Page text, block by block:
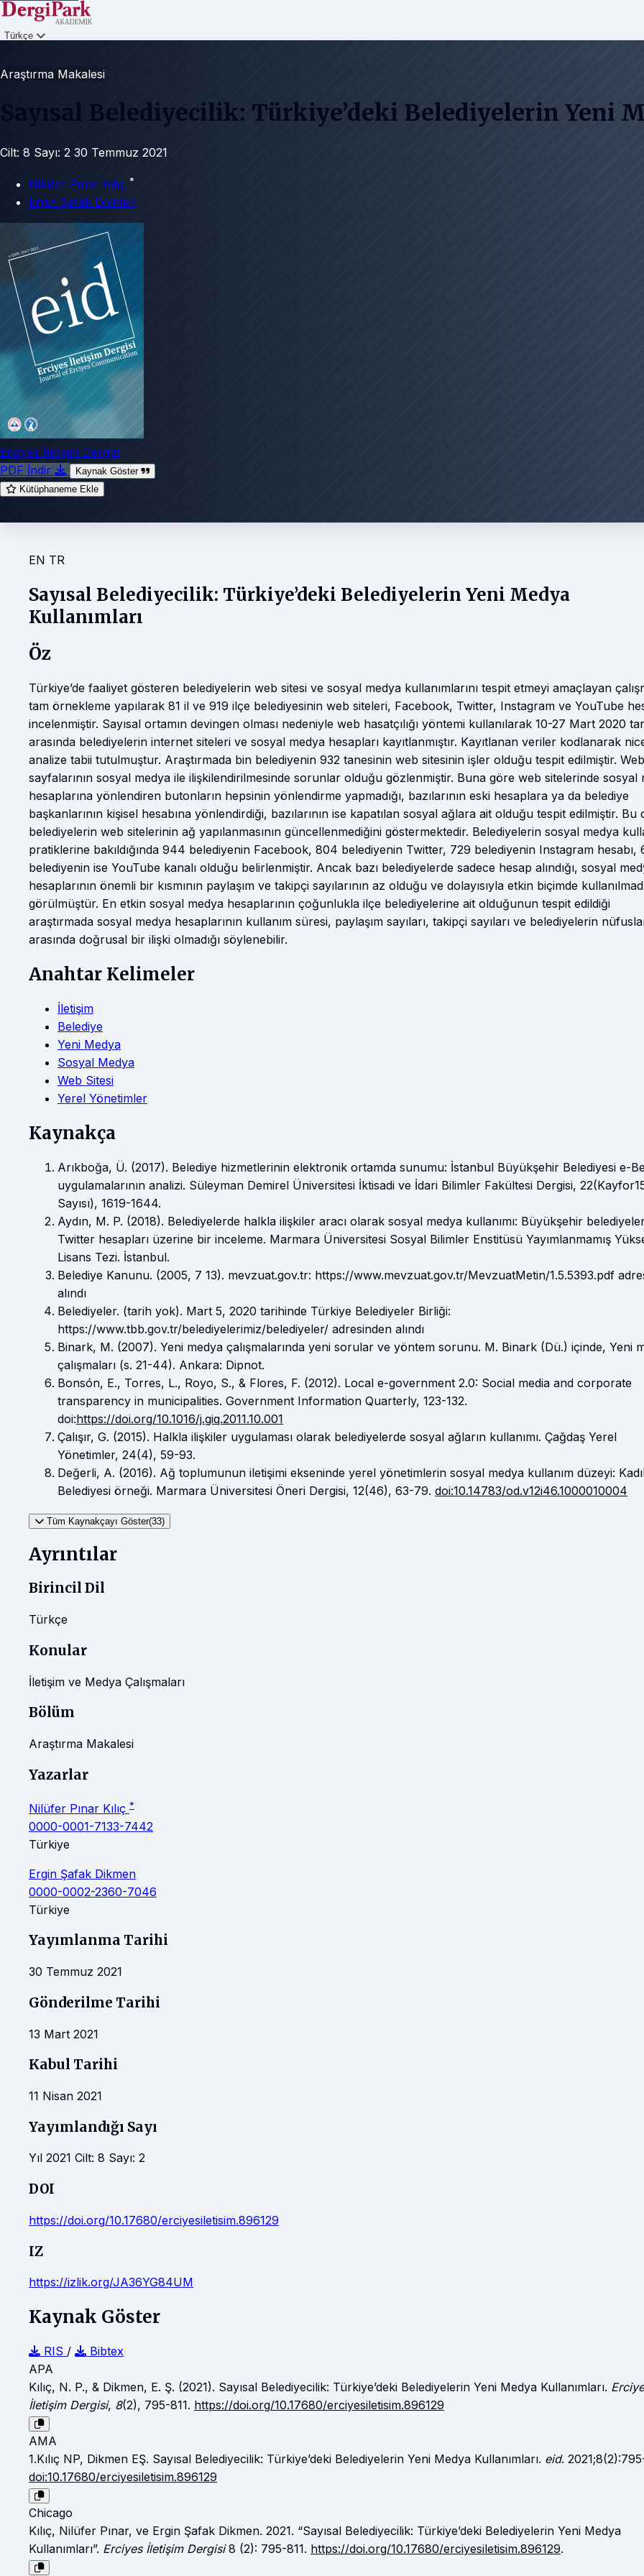
Türkçe
Araştırma Makalesi
Sayısal Belediyecilik: Türkiye’deki Belediyelerin Yeni
Cilt: 8 Sayı: 2 30 Temmuz 2021
Nilüfer Pınar Kılıç *
Ergin Şafak Dikmen
Erciyes İletişim Dergisi
PDF İndir
Kaynak Göster
Kütüphaneme Ekle
EN TR
Sayısal Belediyecilik: Türkiye’deki Belediyelerin Yeni Medya
Kullanımları
Öz
Türkiye’de faaliyet gösteren belediyelerin web sitesi ve sosyal medya kullanımlarını tespit etmeyi amaçlayan
tam örnekleme yapılarak 81 il ve 919 ilçe belediyesinin web siteleri, Facebook, Twitter, Instagram ve YouTube
incelenmiştir. Sayısal ortamın devingen olması nedeniyle web hasatçılığı yöntemi kullanılarak 10-27 Mart 2020
arasında belediyelerin internet siteleri ve sosyal medya hesapları kayıtlanmıştır. Kayıtlanan veriler kodlanarak
analize tabii tutulmuştur. Araştırmada bin belediyenin 932 tanesinin web sitesinin işler olduğu tespit edilmiştir. Web
sayfalarının sosyal medya ile ilişkilendirilmesinde sorunlar olduğu gözlenmiştir. Buna göre web sitelerinde sosyal
hesaplarına yönlendiren butonların hepsinin yönlendirme yapmadığı, bazılarının eski hesaplara ya da belediye
başkanlarının kişisel hesabına yönlendirdiği, bazılarının ise kapatılan sosyal ağlara ait olduğu tespit edilmiştir. Bu
belediyelerin web sitelerinin ağ yapılanmasının güncellenmediğini göstermektedir. Belediyelerin sosyal medya
pratiklerine bakıldığında 944 belediyenin Facebook, 804 belediyenin Twitter, 729 belediyenin Instagram hesabı,
belediyenin ise YouTube kanalı olduğu belirlenmiştir. Ancak bazı belediyelerde sadece hesap alındığı, sosyal
hesaplarının önemli bir kısmının paylaşım ve takipçi sayılarının az olduğu ve dolayısıyla etkin biçimde
görülmüştür. En etkin sosyal medya hesaplarının çoğunlukla ilçe belediyelerine ait olduğunun tespit edildiği
araştırmada sosyal medya hesaplarının kullanım süresi, paylaşım sayıları, takipçi sayıları ve belediyelerin
arasında doğrusal bir ilişki olmadığı söylenebilir.
Anahtar Kelimeler
İletişim
Belediye
Yeni Medya
Sosyal Medya
Web Sitesi
Yerel Yönetimler
Kaynakça
Arıkboğa, Ü. (2017). Belediye hizmetlerinin elektronik ortamda sunumu: İstanbul Büyükşehir Belediyesi e-
uygulamalarının analizi. Süleyman Demirel Üniversitesi İktisadi ve İdari Bilimler Fakültesi Dergisi,
Sayısı), 1619-1644.
Aydın, M. P. (2018). Belediyelerde halkla ilişkiler aracı olarak sosyal medya kullanımı: Büyükşehir
Twitter hesapları üzerine bir inceleme. Marmara Üniversitesi Sosyal Bilimler Enstitüsü Yayımlanmamış
Lisans Tezi. İstanbul.
Belediye Kanunu. (2005, 7 13). mevzuat.gov.tr: https://www.mevzuat.gov.tr/MevzuatMetin/1.5.5393.pdf
alındı
Belediyeler. (tarih yok). Mart 5, 2020 tarihinde Türkiye Belediyeler Birliği:
https://www.tbb.gov.tr/belediyelerimiz/belediyeler/ adresinden alındı
Binark, M. (2007). Yeni medya çalışmalarında yeni sorular ve yöntem sorunu. M. Binark (Dü.) içinde, Yeni
çalışmaları (s. 21-44). Ankara: Dipnot.
Bonsón, E., Torres, L., Royo, S., & Flores, F. (2012). Local e-government 2.0: Social media and corporate
transparency in municipalities. Government Information Quarterly, 123-132.
doi:https://doi.org/10.1016/j.giq.2011.10.001
Çalışır, G. (2015). Halkla ilişkiler uygulaması olarak belediyelerde sosyal ağların kullanımı. Çağdaş Yerel
Yönetimler, 24(4), 59-93.
Değerli, A. (2016). Ağ toplumunun iletişimi ekseninde yerel yönetimlerin sosyal medya kullanım düzeyi:
Belediyesi örneği. Marmara Üniversitesi Öneri Dergisi, 12(46), 63-79. doi:10.14783/od.v12i46.1000010004
Tüm Kaynakçayı Göster(33)
Ayrıntılar
Birincil Dil
Türkçe
Konular
İletişim ve Medya Çalışmaları
Bölüm
Araştırma Makalesi
Yazarlar
Nilüfer Pınar Kılıç *
0000-0001-7133-7442
Türkiye
Ergin Şafak Dikmen
0000-0002-2360-7046
Türkiye
Yayımlanma Tarihi
30 Temmuz 2021
Gönderilme Tarihi
13 Mart 2021
Kabul Tarihi
11 Nisan 2021
Yayımlandığı Sayı
Yıl 2021 Cilt: 8 Sayı: 2
DOI
https://doi.org/10.17680/erciyesiletisim.896129
IZ
https://izlik.org/JA36YG84UM
Kaynak Göster
RIS /
Bibtex
APA
Kılıç, N. P., & Dikmen, E. Ş. (2021). Sayısal Belediyecilik: Türkiye’deki Belediyelerin Yeni Medya Kullanımları.
İletişim Dergisi, 8(2), 795-811. https://doi.org/10.17680/erciyesiletisim.896129
AMA
1.Kılıç NP, Dikmen EŞ. Sayısal Belediyecilik: Türkiye’deki Belediyelerin Yeni Medya Kullanımları. eid.
doi:10.17680/erciyesiletisim.896129
Chicago
Kılıç, Nilüfer Pınar, ve Ergin Şafak Dikmen. 2021. “Sayısal Belediyecilik: Türkiye’deki Belediyelerin Yeni Medya
Kullanımları”. Erciyes İletişim Dergisi8 (2): 795-811. https://doi.org/10.17680/erciyesiletisim.896129.